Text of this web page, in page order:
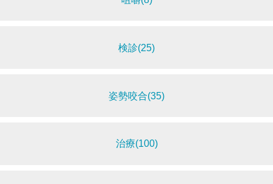
検診(25)
姿勢咬合(35)
治療(100)